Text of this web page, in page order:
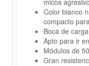
micos
Color blanco
compacto
Boca de
Apto para ir
Módulos de
Gran